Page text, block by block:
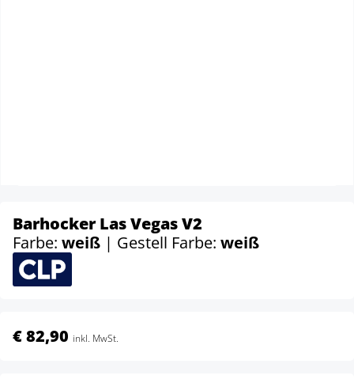
Barhocker Las Vegas V2
Farbe: weiß | Gestell Farbe: weiß
€ 82,90 inkl. MwSt.